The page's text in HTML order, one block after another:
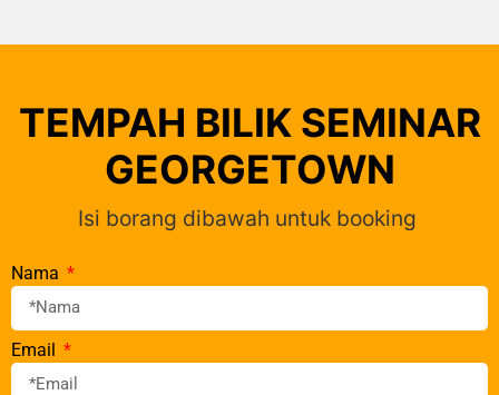
TEMPAH BILIK SEMINAR
GEORGETOWN
Isi borang dibawah untuk booking
Nama
Email